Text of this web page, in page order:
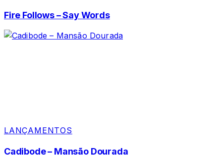
Fire Follows – Say Words
LANÇAMENTOS
Cadibode – Mansão Dourada